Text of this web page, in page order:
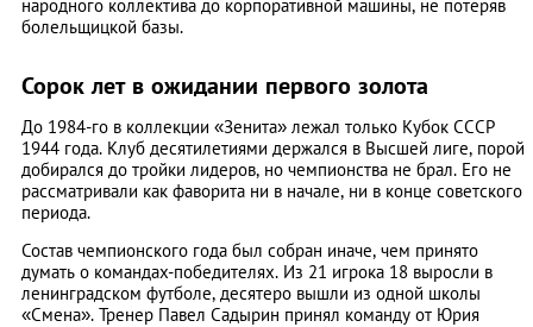
народного коллектива до корпоративной машины, не потеряв
болельщицкой базы.
Сорок лет в ожидании первого золота
До 1984-го в коллекции «Зенита» лежал только Кубок СССР
1944 года. Клуб десятилетиями держался в Высшей лиге, порой
добирался до тройки лидеров, но чемпионства не брал. Его не
рассматривали как фаворита ни в начале, ни в конце советского
периода.
Состав чемпионского года был собран иначе, чем принято
думать о командах-победителях. Из 21 игрока 18 выросли в
ленинградском футболе, десятеро вышли из одной школы
«Смена». Тренер Павел Садырин принял команду от Юрия